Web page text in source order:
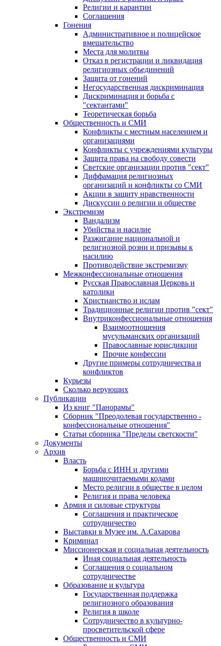
Религии и карантин
Соглашения
Гонения
Административное и полицейское
вмешательство
Места для молитвы
Отказ в регистрации и ликвидация
религиозных объединений
Защита от гонений
Негосударственная дискриминация
Дискриминация и борьба с
"сектантами"
Теоретическая борьба
Общественность и СМИ
Конфликты с местным населением и
организациями
Конфликты с учреждениями культуры
Защита права на свободу совести
Светские организации против "сект"
Диффамация религиозных
организаций и конфликты со СМИ
Акции в защиту нравственности
Дискуссии о религии и обществе
Экстремизм
Вандализм
Убийства и насилие
Разжигание национальной и
религиозной розни и призывы к
насилию
Противодействие экстремизму
Межконфессиональные отношения
Русская Православная Церковь и
католики
Христианство и ислам
Традиционные религии против "сект"
Внутриконфессиональные отношения
Взаимоотношения
мусульманских организаций
Православные юрисдикции
Прочие конфессии
Другие примеры сотрудничества и
конфликтов
Курьезы
Сколько верующих
Публикации
Из книг "Панорамы"
Сборник "Преодолевая государственно -
конфессиональные отношения"
Статьи сборника "Пределы светскости"
Документы
Архив
Власть
Борьба с ИНН и другими
машиночитаемыми кодами
Место религии в обществе в целом
Религия и права человека
Армия и силовые структуры
Соглашения и практическое
сотрудничество
Выставки в Музее им. А.Сахарова
Криминал
Миссионерская и социальная деятельность
Иная социальная деятельность
Соглашения о социальном
сотрудничестве
Образование и культура
Государственная поддержка
религиозного образования
Религия в школе
Сотрудничество в культурно-
просветительской сфере
Общественность и СМИ